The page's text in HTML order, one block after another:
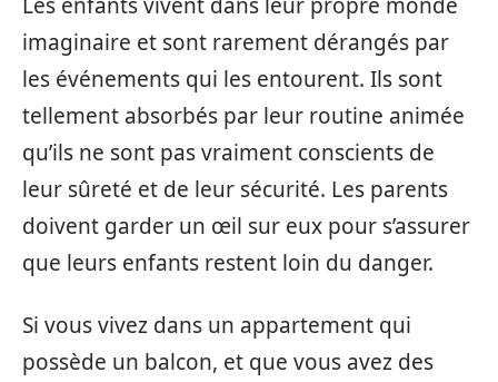
imaginaire et sont rarement dérangés par
les événements qui les entourent. Ils sont
tellement absorbés par leur routine animée
qu’ils ne sont pas vraiment conscients de
leur sûreté et de leur sécurité. Les parents
doivent garder un œil sur eux pour s’assurer
que leurs enfants restent loin du danger.
Si vous vivez dans un appartement qui
possède un balcon, et que vous avez des